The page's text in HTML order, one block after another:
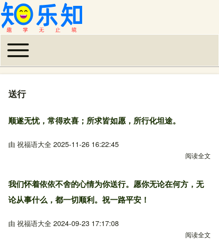
主导航
Toggle main menu
送行
顺遂无忧，常得欢喜；所求皆如愿，所行化坦途。
由 祝福语大全2025-11-26 16:22:45
阅读全文
我们怀着依依不舍的心情为你送行。愿你无论在何方，无
论从事什么，都一切顺利。祝一路平安！
由 祝福语大全2024-09-23 17:17:08
阅读全文